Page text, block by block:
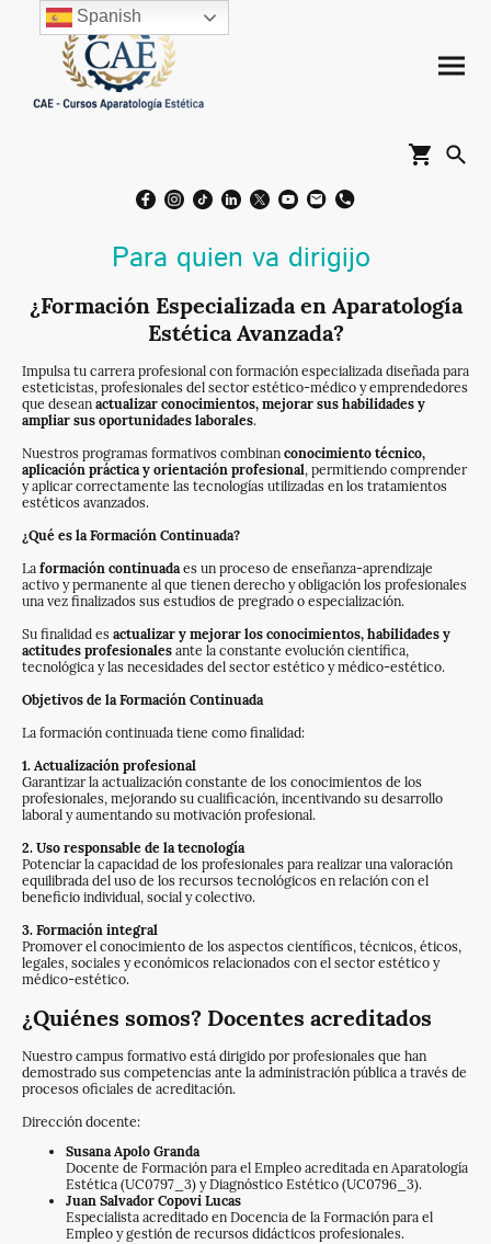
Para quien va dirigijo
¿Formación Especializada en Aparatología
Estética Avanzada?
Impulsa tu carrera profesional con formación especializada diseñada para
esteticistas, profesionales del sector estético-médico y emprendedores
que desean actualizar conocimientos, mejorar sus habilidades y
ampliar sus oportunidades laborales.
Nuestros programas formativos combinan conocimiento técnico,
aplicación práctica y orientación profesional, permitiendo comprender
y aplicar correctamente las tecnologías utilizadas en los tratamientos
estéticos avanzados.
¿Qué es la Formación Continuada?
La formación continuadaes un proceso de enseñanza-aprendizaje
activo y permanente al que tienen derecho y obligación los profesionales
una vez finalizados sus estudios de pregrado o especialización.
Su finalidad es actualizar y mejorar los conocimientos, habilidades y
actitudes profesionales ante la constante evolución científica,
tecnológica y las necesidades del sector estético y médico-estético.
Objetivos de la Formación Continuada
La formación continuada tiene como finalidad:
1. Actualización profesional
Garantizar la actualización constante de los conocimientos de los
profesionales, mejorando su cualificación, incentivando su desarrollo
laboral y aumentando su motivación profesional.
2. Uso responsable de la tecnología
Potenciar la capacidad de los profesionales para realizar una valoración
equilibrada del uso de los recursos tecnológicos en relación con el
beneficio individual, social y colectivo.
3. Formación integral
Promover el conocimiento de los aspectos científicos, técnicos, éticos,
legales, sociales y económicos relacionados con el sector estético y
médico-estético.
¿Quiénes somos? Docentes acreditados
Nuestro campus formativo está dirigido por profesionales que han
demostrado sus competencias ante la administración pública a través de
procesos oficiales de acreditación.
Dirección docente:
Susana Apolo Granda
Docente de Formación para el Empleo acreditada en Aparatología
Estética (UC0797_3) y Diagnóstico Estético (UC0796_3).
Juan Salvador Copovi Lucas
Especialista acreditado en Docencia de la Formación para el
Empleo y gestión de recursos didácticos profesionales.
Spanish